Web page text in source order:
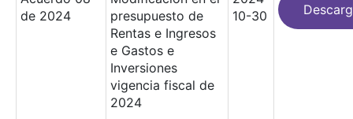
de 2024
presupuesto de
Rentas e Ingresos
e Gastos e
Inversiones
vigencia fiscal de
2024
10-30